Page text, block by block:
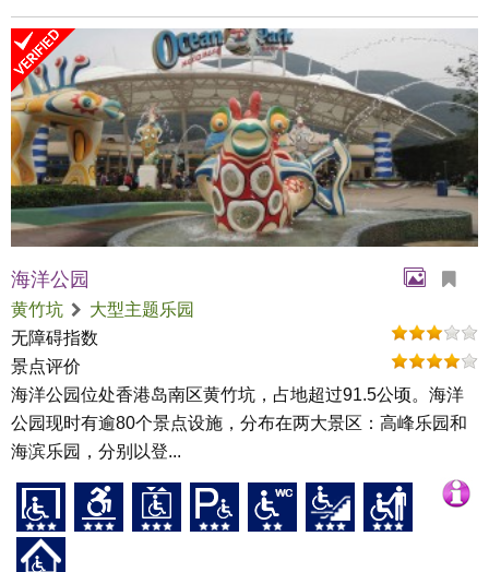
海洋公园
黄竹坑
大型主题乐园
无障碍指数
景点评价
海洋公园位处香港岛南区黄竹坑，占地超过91.5公顷。海洋
公园现时有逾80个景点设施，分布在两大景区：高峰乐园和
海滨乐园，分别以登...